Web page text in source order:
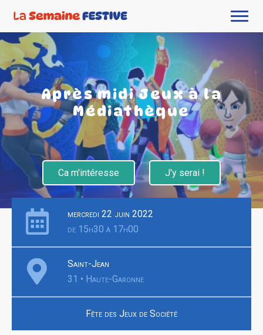
Après midi Jeux à la
Médiathèque
Ca m'intéresse J'y serai !
mercredi 22 juin 2022
de 15h30 à 17h00
Saint-Jean
31 • Haute-Garonne
Fête des Jeux de Société